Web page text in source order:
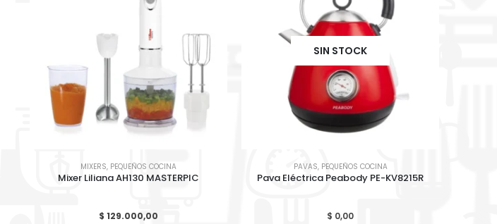
MIXERS, PEQUEÑOS COCINA
Mixer Liliana AH130 MASTERPIC
$ 129.000,00
SIN STOCK
PAVAS, PEQUEÑOS COCINA
Pava Eléctrica Peabody PE-KV8215R
$ 0,00